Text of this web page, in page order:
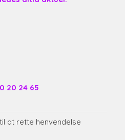
20 24 65
at rette henvendelse